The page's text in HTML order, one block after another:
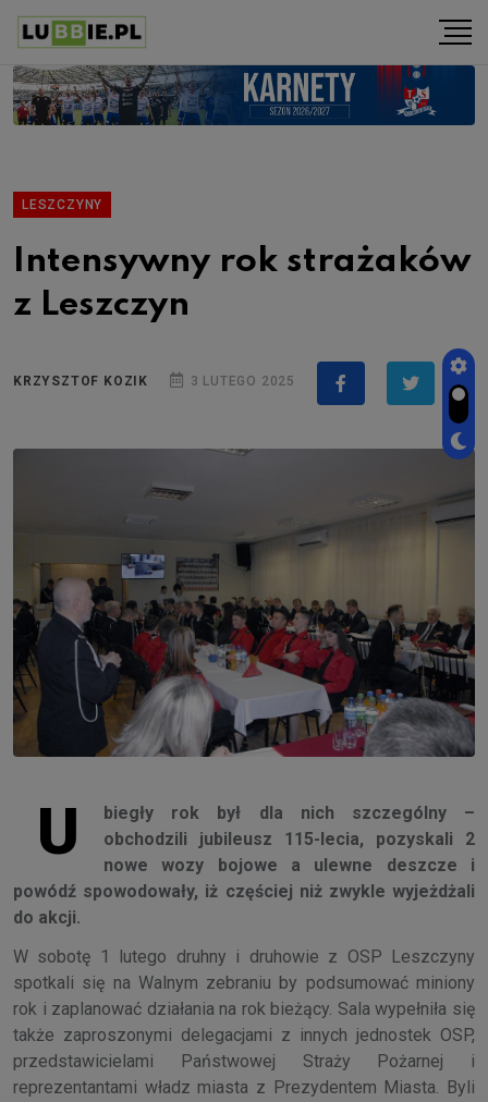
LESZCZYNY
Intensywny rok strażaków
z Leszczyn
KRZYSZTOF KOZIK 3 LUTEGO 2025
U
biegły rok był dla nich szczególny –
obchodzili jubileusz 115-lecia, pozyskali 2
nowe wozy bojowe a ulewne deszcze i
powódź spowodowały, iż częściej niż zwykle wyjeżdżali
do akcji.
W sobotę 1 lutego druhny i druhowie z OSP Leszczyny
spotkali się na Walnym zebraniu by podsumować miniony
rok i zaplanować działania na rok bieżący. Sala wypełniła się
także zaproszonymi delegacjami z innych jednostek OSP,
przedstawicielami Państwowej Straży Pożarnej i
reprezentantami władz miasta z Prezydentem Miasta. Byli